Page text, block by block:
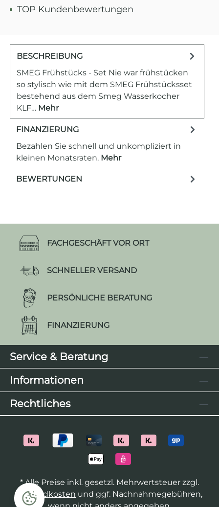
TOP Kundenbewertungen
BESCHREIBUNG
SMEG Frühstücks - Set Nie war frühstücken
so stylisch wie mit dem SMEG Frühstücksset
bestehend aus dem Smeg Wasserkocher
KLF… Mehr
FINANZIERUNG
Bezahlen Sie schnell und unkompliziert in
kleinen Monatsraten. Mehr
BEWERTUNGEN
FACHGESCHÄFT VOR ORT
SCHNELLER VERSAND
PERSÖNLICHE BERATUNG
FINANZIERUNG
Service & Beratung
Informationen
Rechtliches
* Alle Preise inkl. gesetzl. Mehrwertsteuer zzgl.
Versandkosten und ggf. Nachnahmegebühren,